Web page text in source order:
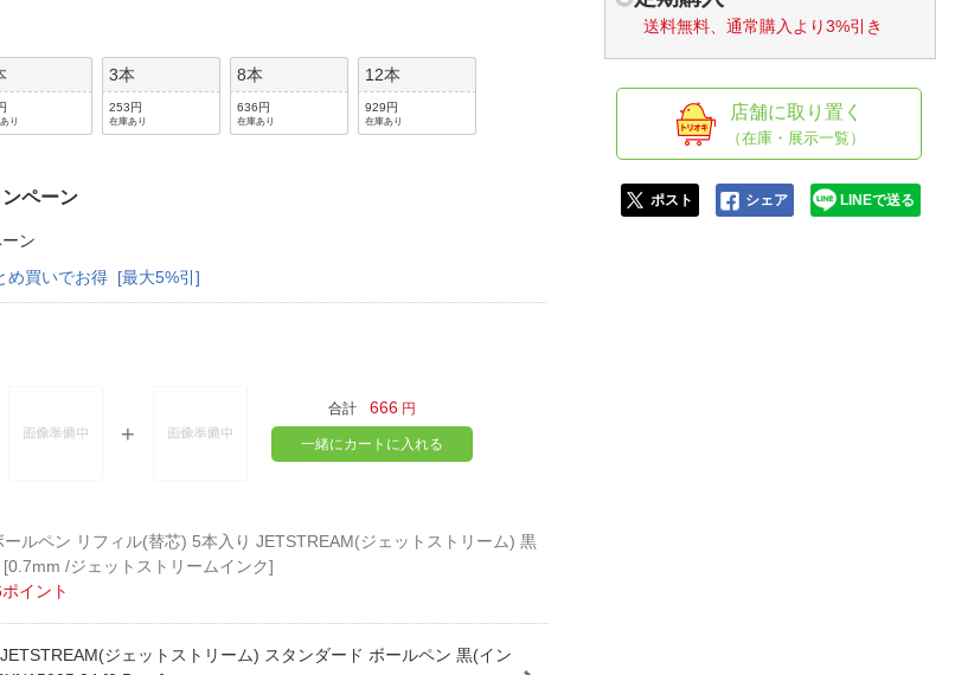
り
3本
253円
在庫あり
8本
636円
在庫あり
12本
929円
在庫あり
ペーン
ン
め買いでお得 [最大5%引]
合計 666 円
一緒にカートに入れる
ールペン リフィル(替芯) 5本入り JETSTREAM(ジェットストリーム) 黒
[0.7mm /ジェットストリームインク]
イント
ジェットストリーム) スタンダード ボールペン 黒(イン
送料無料、通常購入より3%引き
店舗に取り置く
（在庫・展示一覧）
ポスト シェア LINEで送る